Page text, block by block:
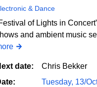
& Dance
of Lights in
and ambient music
date:
Chris Bekker
Tuesday, 13/